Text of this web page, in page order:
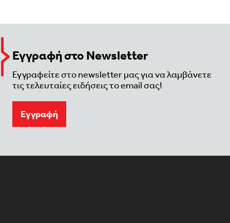
Εγγραφή στο Newsletter
Εγγραφείτε στο newsletter μας για να λαμβάνετε
τις τελευταίες ειδήσεις το email σας!
Eγγραφή